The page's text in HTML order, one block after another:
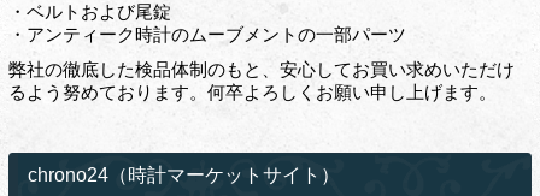
・ベルトおよび尾錠
・アンティーク時計のムーブメントの一部パーツ
弊社の徹底した検品体制のもと、安心してお買い求めいただけ
るよう努めております。何卒よろしくお願い申し上げます。
chrono24（時計マーケットサイト）